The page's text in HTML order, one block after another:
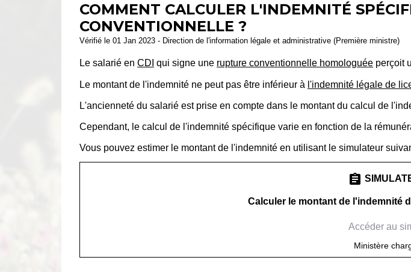
COMMENT CALCULER L'INDEMNITÉ
CONVENTIONNELLE ?
Vérifié le 01 Jan 2023 - Direction de l'information légale et administrative (Première ministre)
Le salarié en CDI qui signe une rupture conventionnelle homologuée perçoit
Le montant de l'indemnité ne peut pas être inférieur à l'indemnité légale de
L'ancienneté du salarié est prise en compte dans le montant du calcul de
Cependant, le calcul de l'indemnité spécifique varie en fonction de la
Vous pouvez estimer le montant de l'indemnité en utilisant le simulateur
assignment
Calculer le montant de l'indemnité
Accéder au
Ministère